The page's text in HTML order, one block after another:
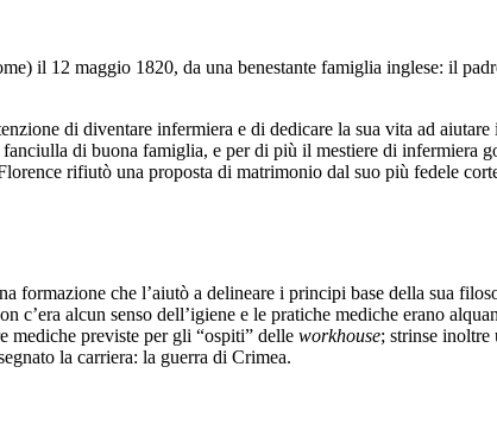
il 12 maggio 1820, da una benestante famiglia inglese: il
di diventare infermiera e di dedicare la sua vita ad
di buona famiglia, e per di più il mestiere di infermiera
rifiutò una proposta di matrimonio dal suo più fedele
formazione che l’aiutò a delineare i principi base della sua
c’era alcun senso dell’igiene e le pratiche mediche erano
mediche previste per gli “ospiti” delle workhouse; strinse
la carriera: la guerra di Crimea.